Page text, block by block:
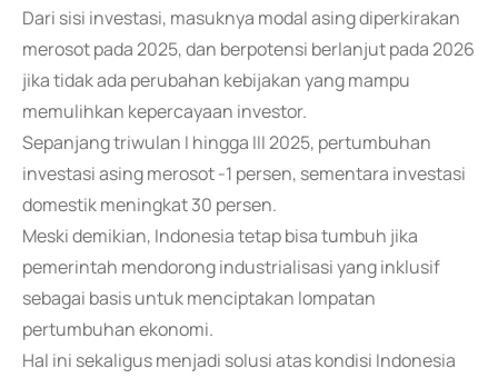
Dari sisi investasi, masuknya modal asing diperkirakan
merosot pada 2025, dan berpotensi berlanjut pada 2026
jika tidak ada perubahan kebijakan yang mampu
memulihkan kepercayaan investor.
Sepanjang triwulan I hingga III 2025, pertumbuhan
investasi asing merosot -1 persen, sementara investasi
domestik meningkat 30 persen.
Meski demikian, Indonesia tetap bisa tumbuh jika
pemerintah mendorong industrialisasi yang inklusif
sebagai basis untuk menciptakan lompatan
pertumbuhan ekonomi.
Hal ini sekaligus menjadi solusi atas kondisi Indonesia